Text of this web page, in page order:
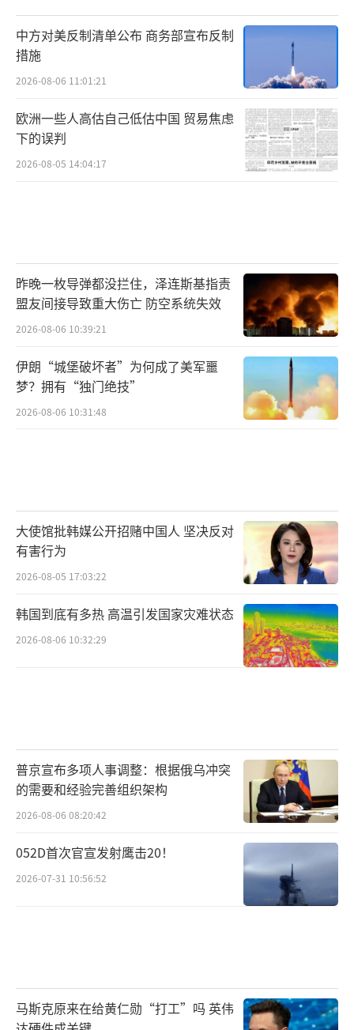
中方对美反制清单公布 商务部宣布反制
措施
2026-08-06 11:01:21
欧洲一些人高估自己低估中国 贸易焦虑
下的误判
2026-08-05 14:04:17
昨晚一枚导弹都没拦住，泽连斯基指责
盟友间接导致重大伤亡 防空系统失效
2026-08-06 10:39:21
伊朗“城堡破坏者”为何成了美军噩
梦？拥有“独门绝技”
2026-08-06 10:31:48
大使馆批韩媒公开招赌中国人 坚决反对
有害行为
2026-08-05 17:03:22
韩国到底有多热 高温引发国家灾难状态
2026-08-06 10:32:29
普京宣布多项人事调整：根据俄乌冲突
的需要和经验完善组织架构
2026-08-06 08:20:42
052D首次官宣发射鹰击20！
2026-07-31 10:56:52
马斯克原来在给黄仁勋“打工”吗 英伟